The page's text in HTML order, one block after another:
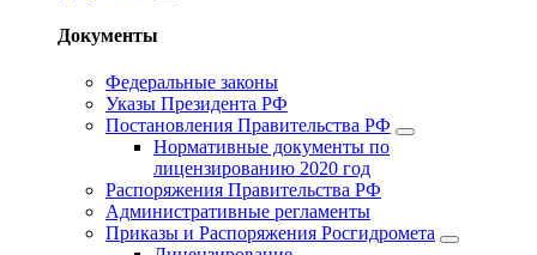
Документы
Федеральные законы
Указы Президента РФ
Постановления Правительства РФ
Нормативные документы по
лицензированию 2020 год
Распоряжения Правительства РФ
Административные регламенты
Приказы и Распоряжения Росгидромета